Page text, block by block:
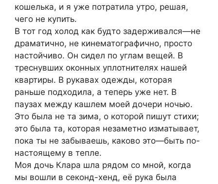
кошелька, и я уже потратила утро, решая,
чего не купить.
В тот год холод как будто задерживался—не
драматично, не кинематографично, просто
настойчиво. Он сидел по углам вещей. В
треснувших оконных уплотнителях нашей
квартиры. В рукавах одежды, которая
раньше подходила, а теперь уже нет. В
паузах между кашлем моей дочери ночью.
Это была не та зима, о которой пишут стихи;
это была та, которая незаметно изматывает,
пока ты не забываешь, каково это—быть по-
настоящему в тепле.
Моя дочь Клара шла рядом со мной, когда
мы вошли в секонд-хенд, её рука была